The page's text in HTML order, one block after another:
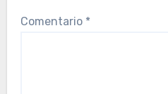
Comentario *